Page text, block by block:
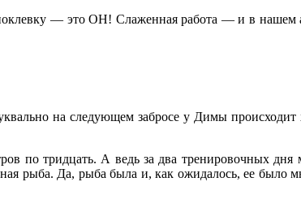
— это ОН! Слаженная работа — и в нашем
на следующем забросе у Димы происходит
по тридцать. А ведь за два тренировочных
рыба. Да, рыба была и, как ожидалось, ее было